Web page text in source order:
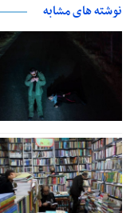
نوشته های مشابه